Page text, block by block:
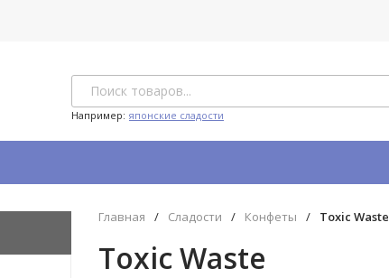
Например: японские сладости
Главная / Сладости / Конфеты / Toxic Waste
Toxic Waste